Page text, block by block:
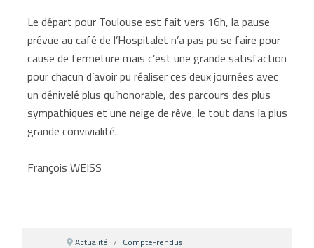
Le départ pour Toulouse est fait vers 16h, la pause
prévue au café de l’Hospitalet n’a pas pu se faire pour
cause de fermeture mais c’est une grande satisfaction
pour chacun d’avoir pu réaliser ces deux journées avec
un dénivelé plus qu’honorable, des parcours des plus
sympathiques et une neige de rêve, le tout dans la plus
grande convivialité.
François WEISS
Actualité
Compte-rendus